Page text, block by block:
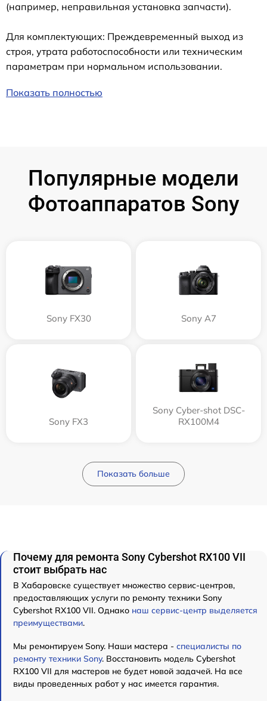
(например, неправильная установка запчасти).
Для комплектующих: Преждевременный выход из
строя, утрата работоспособности или техническим
параметрам при нормальном использовании.
Показать полностью
Популярные модели
Фотоаппаратов Sony
Sony FX30 Sony A7
Sony FX3
Sony Cyber-shot DSC-
RX100M4
Показать больше
Почему для ремонта Sony Cybershot RX100 VII
стоит выбрать нас
В Хабаровске существует множество сервис-центров,
предоставляющих услуги по ремонту техники Sony
Cybershot RX100 VII. Однако наш сервис-центр выделяется
преимуществами.
Мы ремонтируем Sony. Наши мастера - специалисты по
ремонту техники Sony. Восстановить модель Cybershot
RX100 VII для мастеров не будет новой задачей. На все
виды проведенных работ у нас имеется гарантия.